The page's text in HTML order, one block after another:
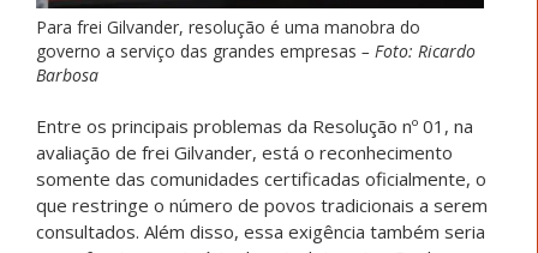
Para frei Gilvander, resolução é uma manobra do
governo a serviço das grandes empresas – Foto: Ricardo
Barbosa
Entre os principais problemas da Resolução nº 01, na
avaliação de frei Gilvander, está o reconhecimento
somente das comunidades certificadas oficialmente, o
que restringe o número de povos tradicionais a serem
consultados. Além disso, essa exigência também seria